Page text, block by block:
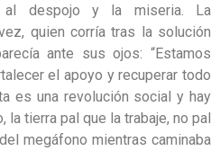
al despojo y la miseria. La
quien corría tras la solución
ante sus ojos: “Estamos
el apoyo y recuperar todo
es una revolución social y hay
la tierra pal que la trabaje, no pal
megáfono mientras caminaba